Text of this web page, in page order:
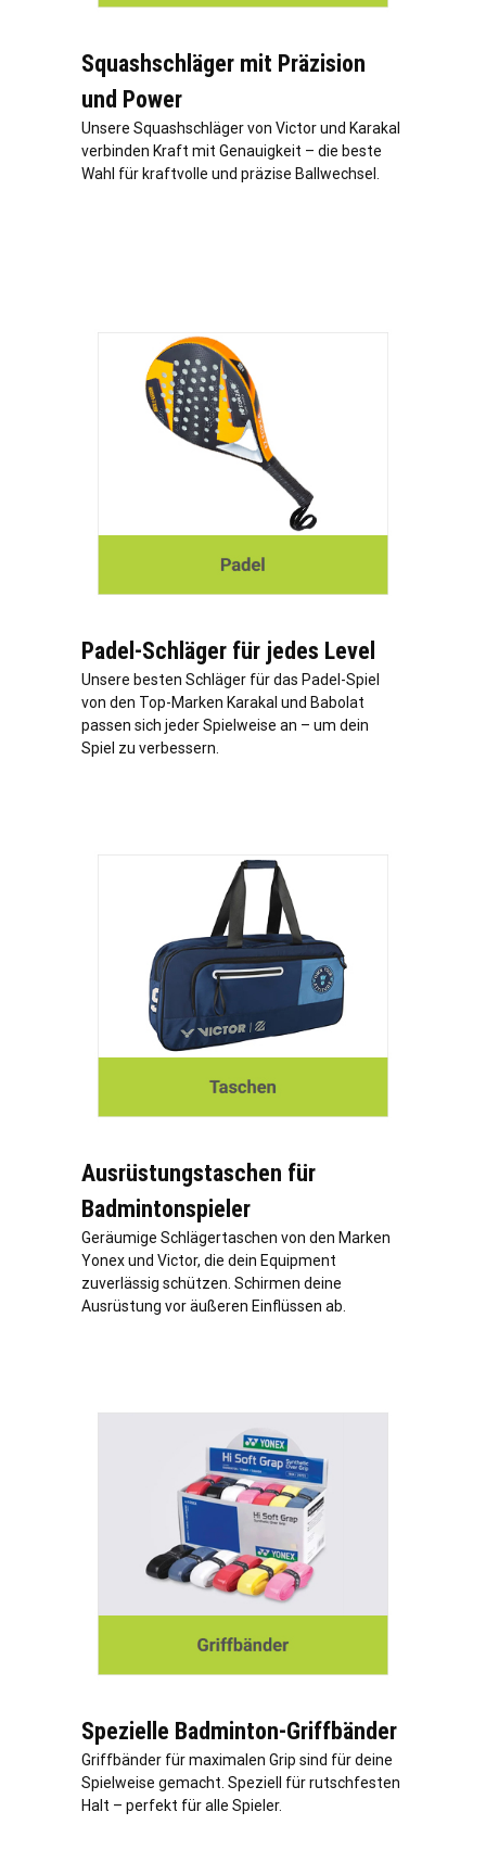
Squashschläger mit Präzision
und Power
Unsere Squashschläger von Victor und Karakal
verbinden Kraft mit Genauigkeit – die beste
Wahl für kraftvolle und präzise Ballwechsel.
Padel-Schläger für jedes Level
Unsere besten Schläger für das Padel-Spiel
von den Top-Marken Karakal und Babolat
passen sich jeder Spielweise an – um dein
Spiel zu verbessern.
Ausrüstungstaschen für
Badmintonspieler
Geräumige Schlägertaschen von den Marken
Yonex und Victor, die dein Equipment
zuverlässig schützen. Schirmen deine
Ausrüstung vor äußeren Einflüssen ab.
Spezielle Badminton-Griffbänder
Griffbänder für maximalen Grip sind für deine
Spielweise gemacht. Speziell für rutschfesten
Halt – perfekt für alle Spieler.